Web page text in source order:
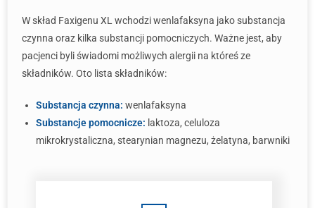
W skład Faxigenu XL wchodzi wenlafaksyna jako substancja
czynna oraz kilka substancji pomocniczych. Ważne jest, aby
pacjenci byli świadomi możliwych alergii na któreś ze
składników. Oto lista składników:
Substancja czynna: wenlafaksyna
Substancje pomocnicze: laktoza, celuloza
mikrokrystaliczna, stearynian magnezu, żelatyna, barwniki